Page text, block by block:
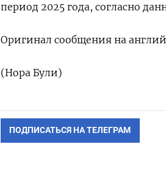
период 2025 года, согласно
Оригинал сообщения ‌на
(Нора Були)
ПОДПИСАТЬСЯ НА ТЕЛЕГРАМ